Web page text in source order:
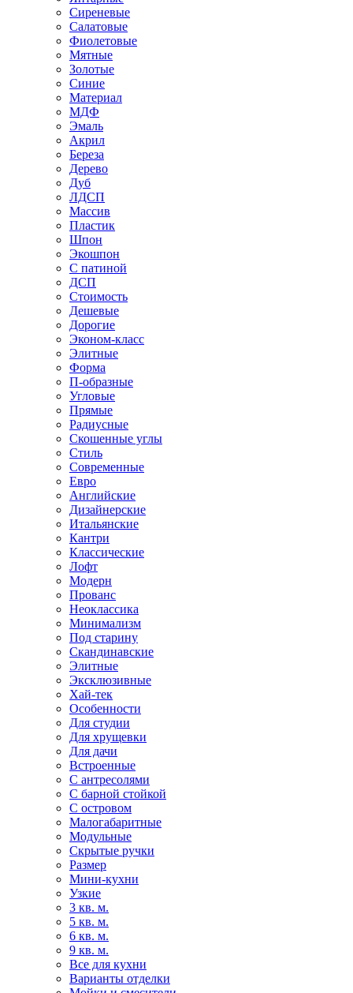
Сиреневые
Салатовые
Фиолетовые
Мятные
Золотые
Синие
Материал
МДФ
Эмаль
Акрил
Береза
Дерево
Дуб
ЛДСП
Массив
Пластик
Шпон
Экошпон
С патиной
ДСП
Стоимость
Дешевые
Дорогие
Эконом-класс
Элитные
Форма
П-образные
Угловые
Прямые
Радиусные
Скошенные углы
Стиль
Современные
Евро
Английские
Дизайнерские
Итальянские
Кантри
Классические
Лофт
Модерн
Прованс
Неоклассика
Минимализм
Под старину
Скандинавские
Элитные
Эксклюзивные
Хай-тек
Особенности
Для студии
Для хрущевки
Для дачи
Встроенные
С антресолями
С барной стойкой
С островом
Малогабаритные
Модульные
Скрытые ручки
Размер
Мини-кухни
Узкие
3 кв. м.
5 кв. м.
6 кв. м.
9 кв. м.
Все для кухни
Варианты отделки